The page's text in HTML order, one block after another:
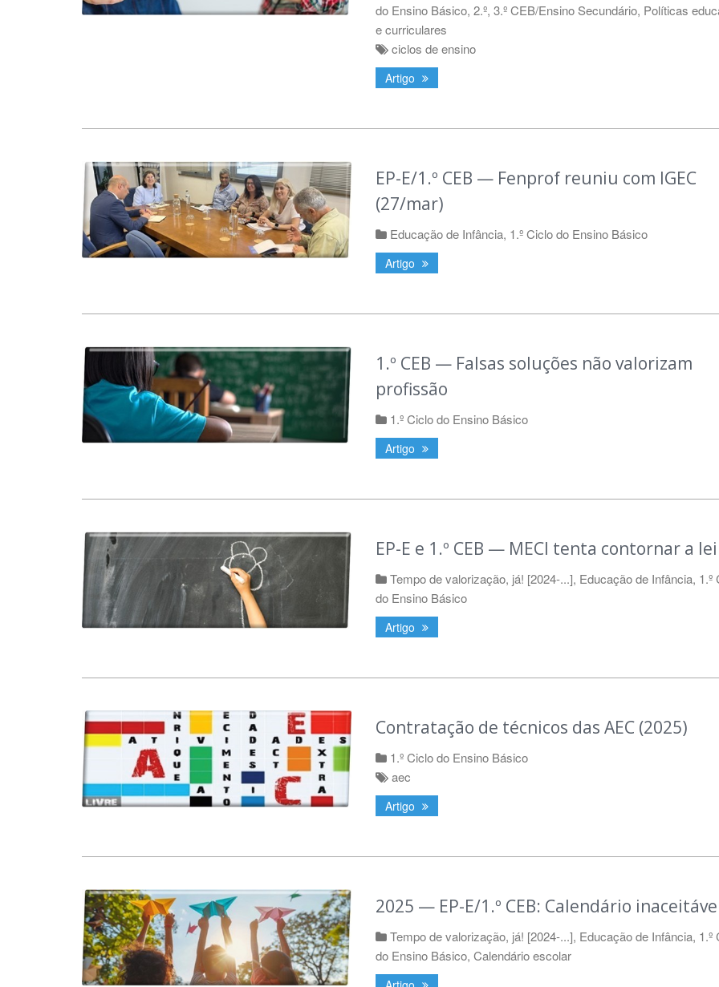
do Ensino Básico, 2.º, 3.º CEB/Ensino Secundário, Políticas
e curriculares
ciclos de ensino
Artigo
EP-E/1.º CEB — Fenprof reuniu com IGEC
(27/mar)
Educação de Infância, 1.º Ciclo do Ensino Básico
Artigo
1.º CEB — Falsas soluções não valorizam
profissão
1.º Ciclo do Ensino Básico
Artigo
EP-E e 1.º CEB — MECI tenta contornar a
Tempo de valorização, já! [2024-...], Educação de Infância, 1.º
do Ensino Básico
Artigo
Contratação de técnicos das AEC (2025)
1.º Ciclo do Ensino Básico
aec
Artigo
2025 — EP-E/1.º CEB: Calendário
Tempo de valorização, já! [2024-...], Educação de Infância, 1.º
do Ensino Básico, Calendário escolar